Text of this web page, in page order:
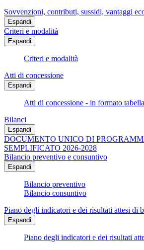
Sovvenzioni, contributi, sussidi, vantaggi
Espandi
Criteri e modalità
Espandi
Criteri e modalità
Atti di concessione
Espandi
Atti di concessione - in formato
Bilanci
Espandi
DOCUMENTO UNICO DI
SEMPLIFICATO 2026-2028
Bilancio preventivo e consuntivo
Espandi
Bilancio preventivo
Bilancio consuntivo
Piano degli indicatori e dei risultati attesi di
Espandi
Piano degli indicatori e dei risultati